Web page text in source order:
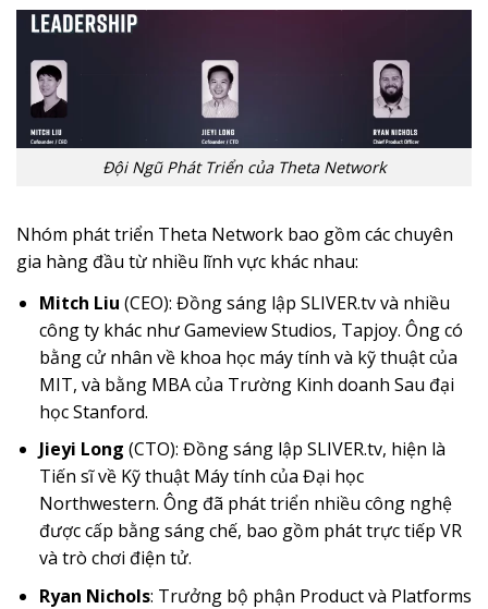
Đội Ngũ Phát Triển của Theta Network
Nhóm phát triển Theta Network bao gồm các chuyên
gia hàng đầu từ nhiều lĩnh vực khác nhau:
Mitch Liu (CEO): Đồng sáng lập SLIVER.tv và nhiều
công ty khác như Gameview Studios, Tapjoy. Ông có
bằng cử nhân về khoa học máy tính và kỹ thuật của
MIT, và bằng MBA của Trường Kinh doanh Sau đại
học Stanford.
Jieyi Long (CTO): Đồng sáng lập SLIVER.tv, hiện là
Tiến sĩ về Kỹ thuật Máy tính của Đại học
Northwestern. Ông đã phát triển nhiều công nghệ
được cấp bằng sáng chế, bao gồm phát trực tiếp VR
và trò chơi điện tử.
Ryan Nichols: Trưởng bộ phận Product và Platforms